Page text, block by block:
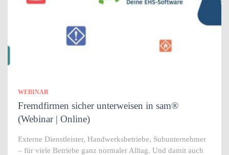
WEBINAR
Fremdfirmen sicher unterweisen in sam®
(Webinar | Online)
Externe Dienstleister, Handwerksbetriebe, Subunternehmer
– für viele Betriebe ganz normaler Alltag. Und damit auch